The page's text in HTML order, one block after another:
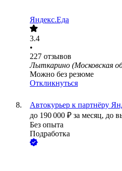
Яндекс.Еда
3.4
•
227 отзывов
Лыткарино (Московская
Можно без резюме
Откликнуться
Автокурьер к партнёру
до 190 000 ₽ за месяц, до
Без опыта
Подработка